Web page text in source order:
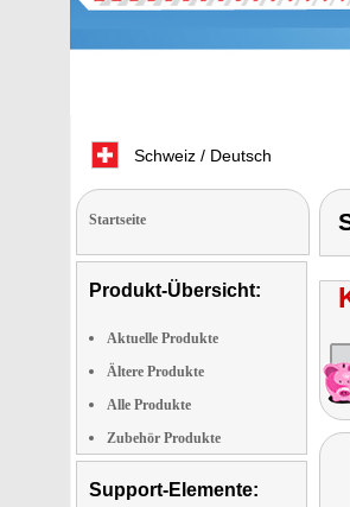
Schweiz / Deutsch
Startseite
Produkt-Übersicht:
Aktuelle Produkte
Ältere Produkte
Alle Produkte
Zubehör Produkte
Support-Elemente: